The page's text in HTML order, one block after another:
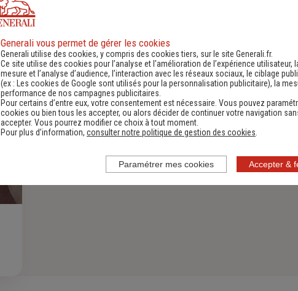
Découvrir
Generali vous permet de gérer les cookies
Generali utilise des cookies, y compris des cookies tiers, sur le site Generali.fr.
Ce site utilise des cookies pour l’analyse et l'amélioration de l’expérience utilisateur,
mesure et l’analyse d’audience, l’interaction avec les réseaux sociaux, le ciblage
(ex : Les cookies de Google sont utilisés pour la personnalisation publicitaire), la
performance de nos campagnes publicitaires.
Pour certains d’entre eux, votre consentement est nécessaire. Vous pouvez
cookies ou bien tous les accepter, ou alors décider de continuer votre navigation
accepter. Vous pourrez modifier ce choix à tout moment.
Pour plus d’information, consulter notre politique de gestion des cookies.
Accepter &
Paramétrer mes cookies